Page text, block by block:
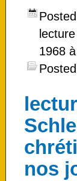
1968
nos